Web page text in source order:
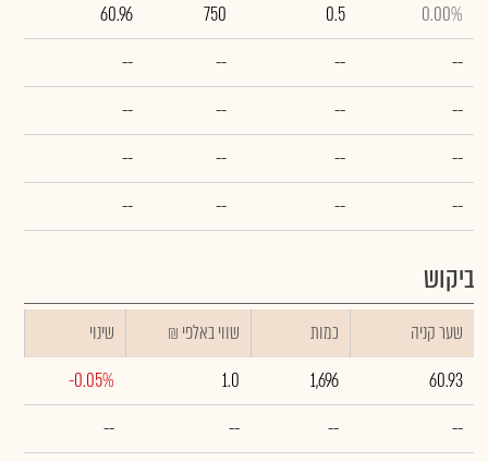
0.00%
0.5
750
60.96
--
--
--
--
--
--
--
--
--
--
--
--
--
--
--
--
ביקוש
שער קניה כמות ₪ שווי באלפי
שינוי
60.93
1,696
1.0
-0.05%
--
--
--
--